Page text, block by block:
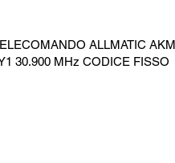
ALLMATIC AKM
30.900 MHz CODICE FISSO